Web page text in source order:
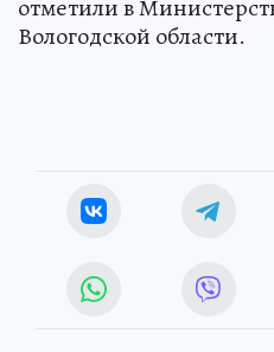
отметили в
Вологодской области.